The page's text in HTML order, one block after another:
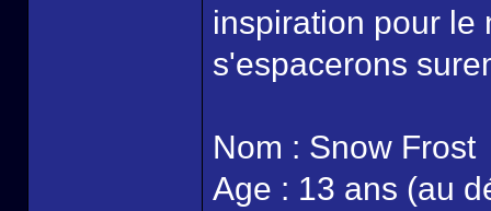
inspiration pour le
s'espacerons
Nom : Snow Frost
Age : 13 ans (au